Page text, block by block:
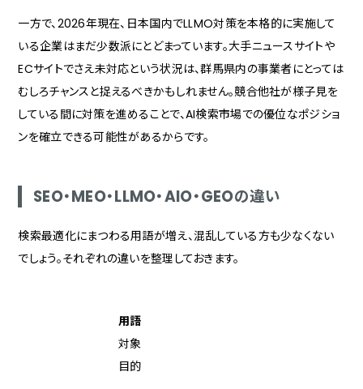
一方で、2026年現在、日本国内でLLMO対策を本格的に実施して
いる企業はまだ少数派にとどまっています。大手ニュースサイトや
ECサイトでさえ未対応という状況は、群馬県内の事業者にとっては
むしろチャンスと捉えるべきかもしれません。競合他社が様子見を
している間に対策を進めることで、AI検索市場での優位なポジショ
ンを確立できる可能性があるからです。
SEO・MEO・LLMO・AIO・GEOの違い
検索最適化にまつわる用語が増え、混乱している方も少なくない
でしょう。それぞれの違いを整理しておきます。
用語
対象
目的